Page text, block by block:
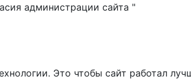
администрации сайта "
Это чтобы сайт работал